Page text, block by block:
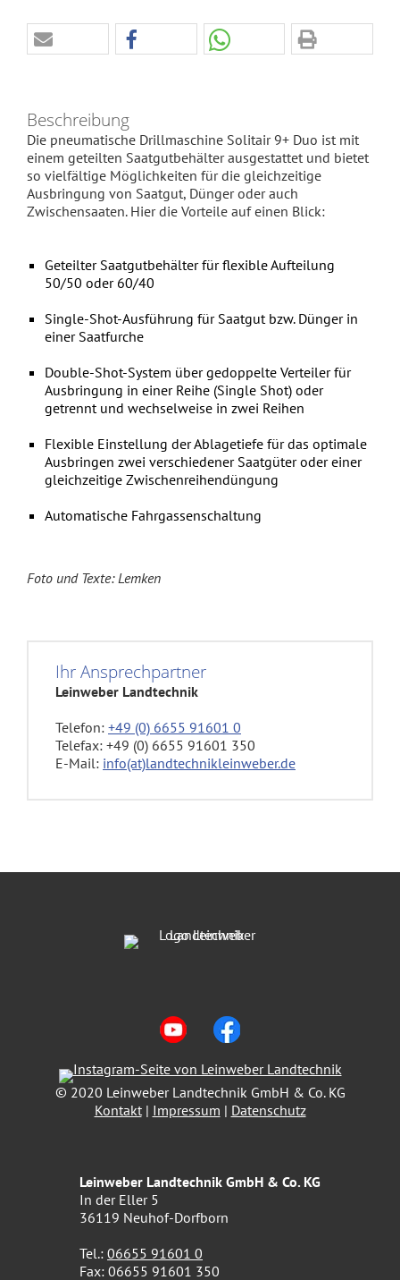
Beschreibung
Die pneumatische Drillmaschine Solitair 9+ Duo ist mit
einem geteilten Saatgutbehälter ausgestattet und bietet
so vielfältige Möglichkeiten für die gleichzeitige
Ausbringung von Saatgut, Dünger oder auch
Zwischensaaten. Hier die Vorteile auf einen Blick:
Geteilter Saatgutbehälter für flexible Aufteilung
50/50 oder 60/40
Single-Shot-Ausführung für Saatgut bzw. Dünger in
einer Saatfurche
Double-Shot-System über gedoppelte Verteiler für
Ausbringung in einer Reihe (Single Shot) oder
getrennt und wechselweise in zwei Reihen
Flexible Einstellung der Ablagetiefe für das optimale
Ausbringen zwei verschiedener Saatgüter oder einer
gleichzeitige Zwischenreihendüngung
Automatische Fahrgassenschaltung
Foto und Texte: Lemken
Ihr Ansprechpartner
Leinweber Landtechnik
Telefon: +49 (0) 6655 91601 0
Telefax: +49 (0) 6655 91601 350
E-Mail: info(at)landtechnikleinweber.de
© 2020 Leinweber Landtechnik GmbH & Co. KG
Kontakt| Impressum | Datenschutz
Leinweber Landtechnik GmbH & Co. KG
In der Eller 5
36119 Neuhof-Dorfborn
Tel.: 06655 91601 0
Fax: 06655 91601 350